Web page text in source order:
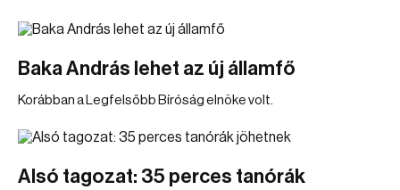
Baka András lehet az új államfő
Korábban a Legfelsőbb Bíróság elnöke volt.
Alsó tagozat: 35 perces tanórák